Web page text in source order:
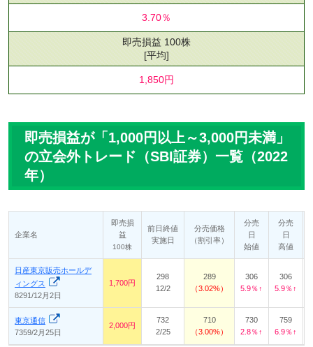
3.70％
即売損益 100株
[平均]
1,850円
即売損益が「1,000円以上～3,000円未満」
の立会外トレード（SBI証券）一覧（2022
年）
企業名
即売損
益
100株
前日終値
実施日
分売価格
（割引率）
分売
日
始値
分売
日
高値
日産東京販売ホールデ
ィングス
8291/12月2日
1,700円
298
12/2
289
3.02%
306
5.9％↑
306
5.9％↑
東京通信
7359/2月25日
2,000円
732
2/25
710
3.00%
730
2.8％↑
759
6.9％↑